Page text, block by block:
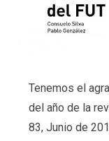
Tenemos el
del año de la
83, Junio de